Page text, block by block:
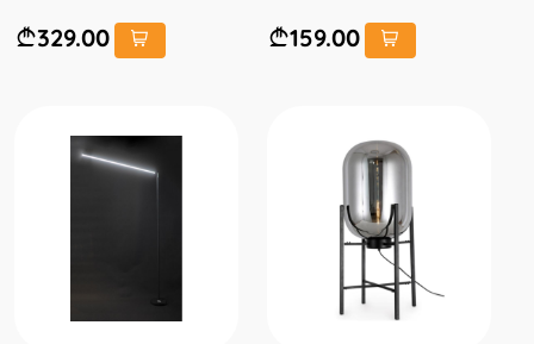
329.00 159.00